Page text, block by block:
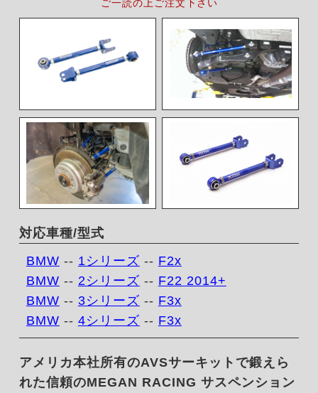
ご一読の上ご注文下さい
対応車種/型式
BMW -- 1シリーズ -- F2x
BMW -- 2シリーズ -- F22 2014+
BMW -- 3シリーズ -- F3x
BMW -- 4シリーズ -- F3x
アメリカ本社所有のAVSサーキットで鍛えら
れた信頼のMEGAN RACING サスペンション